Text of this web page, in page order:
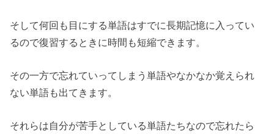
そして何回も目にする単語はすでに長期記憶に入ってい
るので復習するときに時間も短縮できます。
その一方で忘れていってしまう単語やなかなか覚えられ
ない単語も出てきます。
それらは自分が苦手としている単語たちなので忘れたら